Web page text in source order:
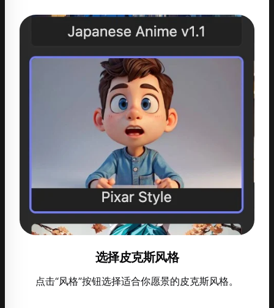
选择皮克斯风格
点击“风格”按钮选择适合你愿景的皮克斯风格。